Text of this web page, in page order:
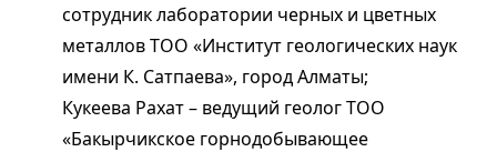
сотрудник лаборатории черных и цветных
металлов ТОО «Институт геологических наук
имени К. Сатпаева», город Алматы;
Кукеева Рахат – ведущий геолог ТОО
«Бакырчикское горнодобывающее